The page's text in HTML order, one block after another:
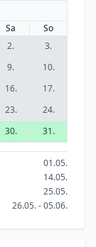
Sa
So
2.
3.
9.
10.
16.
17.
23.
24.
30. 31.
01.05.
14.05.
25.05.
26.05. - 05.06.